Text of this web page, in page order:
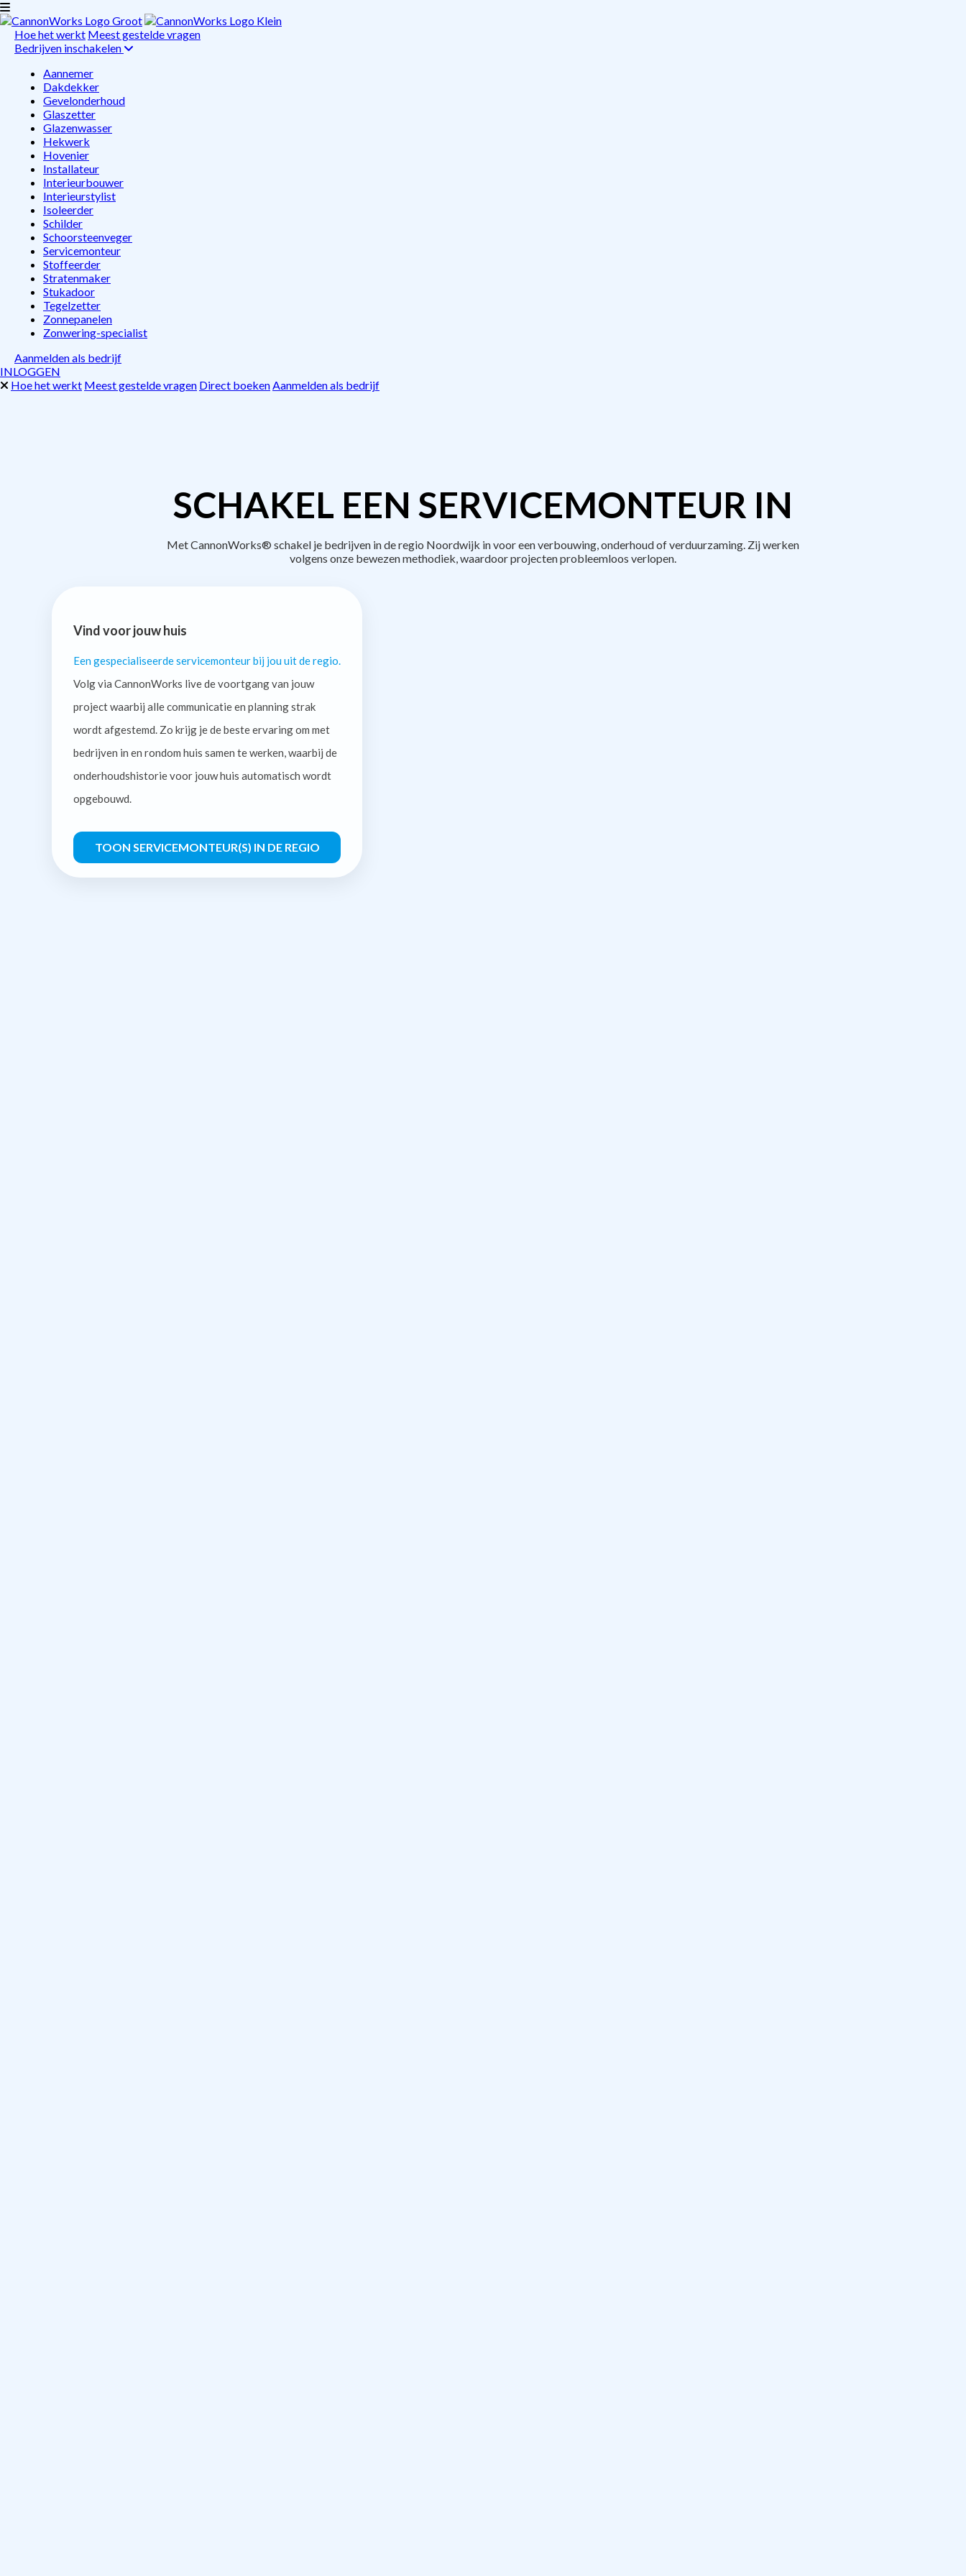
Hoe het werkt Meest gestelde vragen
Bedrijven inschakelen
Aannemer
Dakdekker
Gevelonderhoud
Glaszetter
Glazenwasser
Hekwerk
Hovenier
Installateur
Interieurbouwer
Interieurstylist
Isoleerder
Schilder
Schoorsteenveger
Servicemonteur
Stoffeerder
Stratenmaker
Stukadoor
Tegelzetter
Zonnepanelen
Zonwering-specialist
Aanmelden als bedrijf
INLOGGEN
Hoe het werkt Meest gestelde vragen Direct boekenAanmelden als bedrijf
SCHAKEL EEN SERVICEMONTEUR IN
Met CannonWorks® schakel je bedrijven in de regio Noordwijk in voor een verbouwing, onderhoud of verduurzaming. Zij werken
volgens onze bewezen methodiek, waardoor projecten probleemloos verlopen.
Vind voor jouw huis
Een gespecialiseerde servicemonteur bij jou uit de regio.
Volg via CannonWorks live de voortgang van jouw
project waarbij alle communicatie en planning strak
wordt afgestemd. Zo krijg je de beste ervaring om met
bedrijven in en rondom huis samen te werken, waarbij de
onderhoudshistorie voor jouw huis automatisch wordt
opgebouwd.
TOON SERVICEMONTEUR(S) IN DE REGIO